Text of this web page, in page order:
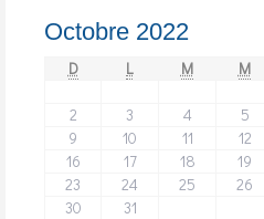
Octobre 2022
D L M M
2
3 4 5
9
10 11 12
16
17 18 19
23
24 25 26
30
31